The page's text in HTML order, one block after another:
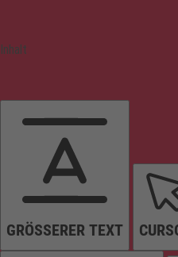
Inhalt
GRÖSSERER TEXT